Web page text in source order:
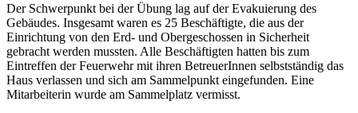
Der Schwerpunkt bei der Übung lag auf der Evakuierung des
Gebäudes. Insgesamt waren es 25 Beschäftigte, die aus der
Einrichtung von den Erd- und Obergeschossen in Sicherheit
gebracht werden mussten. Alle Beschäftigten hatten bis zum
Eintreffen der Feuerwehr mit ihren BetreuerInnen selbstständig das
Haus verlassen und sich am Sammelpunkt eingefunden. Eine
Mitarbeiterin wurde am Sammelplatz vermisst.